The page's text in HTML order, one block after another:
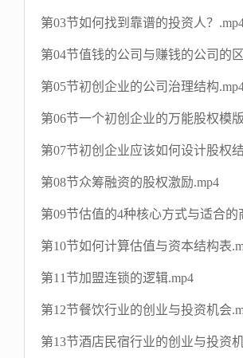
第03节如何找到靠谱的投资人？
第04节值钱的公司与赚钱的公司的
第05节初创企业的公司治理结构
第06节一个初创企业的万能股权模
第07节初创企业应该如何设计股权
第08节众筹融资的股权激励.mp4
第09节估值的4种核心方式与适合的
第10节如何计算估值与资本结构表
第11节加盟连锁的逻辑.mp4
第12节餐饮行业的创业与投资机会
第13节酒店民宿行业的创业与投资